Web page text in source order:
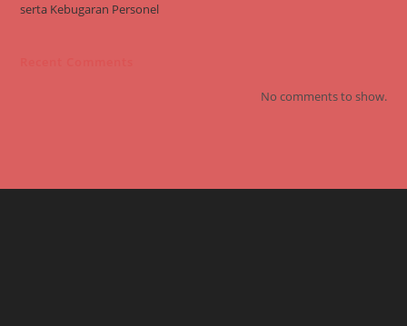
serta Kebugaran Personel
No comments to show.